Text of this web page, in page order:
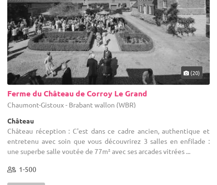
(20)
Ferme du Château de Corroy Le Grand
Chaumont-Gistoux - Brabant wallon (WBR)
Château
Château réception : C'est dans ce cadre ancien, authentique et
entretenu avec soin que vous découvrirez 3 salles en enfilade :
une superbe salle voutée de 77m² avec ses arcades vitrées ...
1-500